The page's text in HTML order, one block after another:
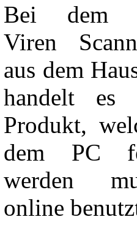
Bei dem
Viren
aus dem
handelt
Produkt,
dem PC
werden
online